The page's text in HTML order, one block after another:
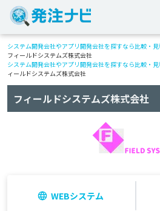
システム開発会社やアプリ開発会社を探すなら比較・見
フィールドシステムズ株式会社
システム開発会社やアプリ開発会社を探すなら比較・見
ィールドシステムズ株式会社
フィールドシステムズ株式会社
WEBシステム